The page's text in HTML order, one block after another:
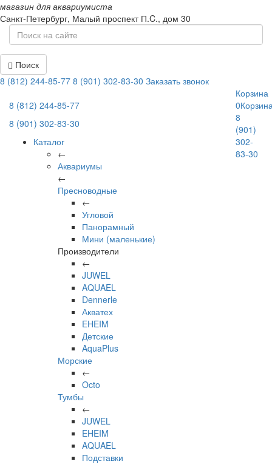
магазин для аквариумиста
Санкт-Петербург, Малый проспект П.C., дом 30
Поиск
8 (812) 244-85-77 8 (901) 302-83-30 Заказать звонок
8 (812) 244-85-77
8 (901) 302-83-30
Каталог
←
Аквариумы
←
Пресноводные
←
Угловой
Панорамный
Мини (маленькие)
Производители
←
JUWEL
AQUAEL
Dennerle
Акватех
EHEIM
Детские
AquaPlus
Морские
←
Octo
Тумбы
←
JUWEL
EHEIM
AQUAEL
Подставки
Корзина
0
8
(901)
302-
83-30